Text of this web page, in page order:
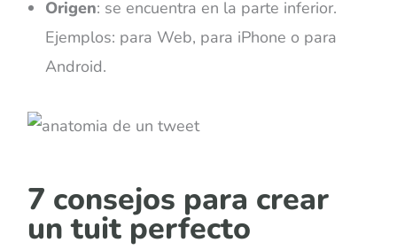
Origen: se encuentra en la parte inferior.
Ejemplos: para Web, para iPhone o para
Android.
7 consejos para crear
un tuit perfecto